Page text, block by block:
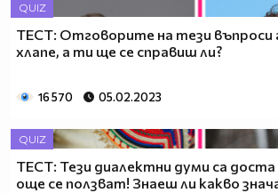
QUIZ
ТЕСТ: Отговорите на тези въпроси
хлапе, а ти ще се справиш ли?
16 570 05.02.2023
QUIZ
ТЕСТ: Тези диалектни думи са доста
още се ползват! Знаеш ли какво